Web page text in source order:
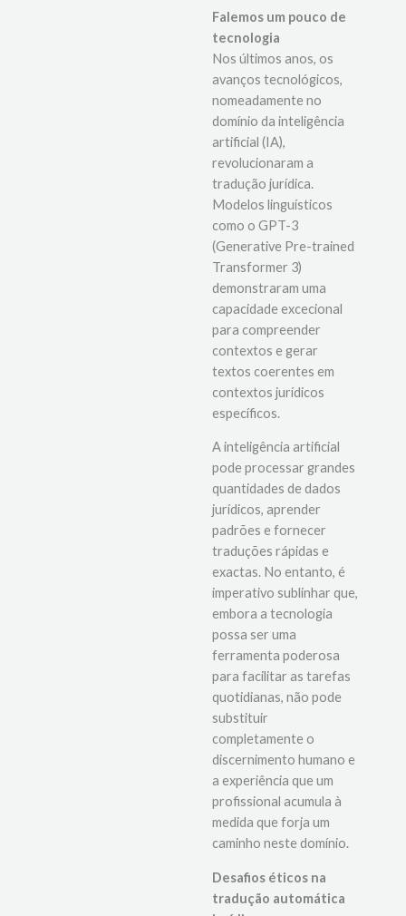
jurisdição.
Falemos um pouco de
tecnologia
Nos últimos anos, os
avanços tecnológicos,
nomeadamente no
domínio da inteligência
artificial (IA),
revolucionaram a
tradução jurídica.
Modelos linguísticos
como o GPT-3
(Generative Pre-trained
Transformer 3)
demonstraram uma
capacidade excecional
para compreender
contextos e gerar
textos coerentes em
contextos jurídicos
específicos.
A inteligência artificial
pode processar grandes
quantidades de dados
jurídicos, aprender
padrões e fornecer
traduções rápidas e
exactas. No entanto, é
imperativo sublinhar que,
embora a tecnologia
possa ser uma
ferramenta poderosa
para facilitar as tarefas
quotidianas, não pode
substituir
completamente o
discernimento humano e
a experiência que um
profissional acumula à
medida que forja um
caminho neste domínio.
Desafios éticos na